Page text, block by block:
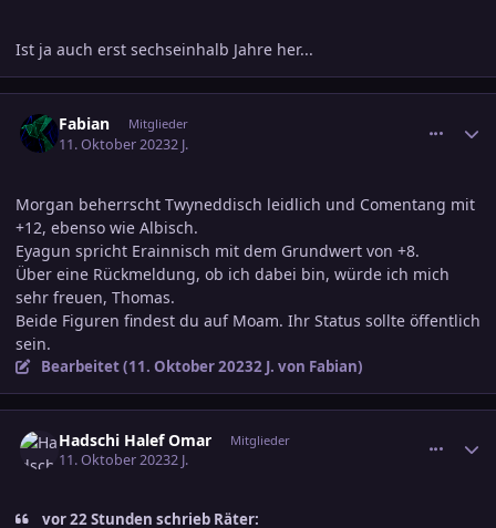
Ist ja auch erst sechseinhalb Jahre her...
Fabian Mitglieder
11. Oktober 20232 J.
Morgan beherrscht Twyneddisch leidlich und Comentang mit
+12, ebenso wie Albisch.
Eyagun spricht Erainnisch mit dem Grundwert von +8.
Über eine Rückmeldung, ob ich dabei bin, würde ich mich
sehr freuen, Thomas.
Beide Figuren findest du auf Moam. Ihr Status sollte öffentlich
sein.
Bearbeitet (11. Oktober 20232 J. von Fabian)
Hadschi Halef Omar Mitglieder
11. Oktober 20232 J.
vor 22 Stunden schrieb Räter: